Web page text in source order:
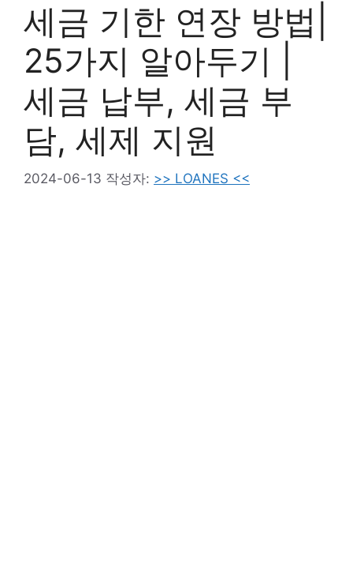
세금 기한 연장 방법|
25가지 알아두기 |
세금 납부, 세금 부
담, 세제 지원
2024-06-13 작성자: >> LOANES <<